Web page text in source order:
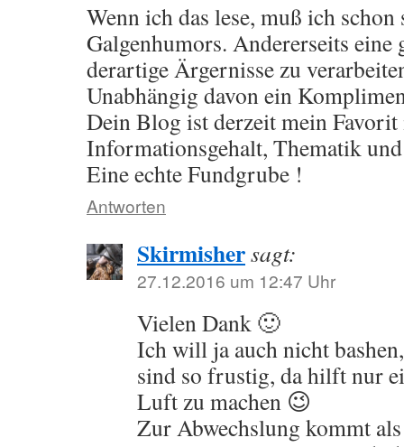
Wenn ich das lese, muß ich
Galgenhumors. Andererseits eine
derartige Ärgernisse zu
Unabhängig davon ein
Dein Blog ist derzeit mein Favorit
Informationsgehalt, Thematik
Eine echte Fundgrube !
Antworten
Skirmishersagt:
27.12.2016 um 12:47 Uhr
Vielen Dank 🙂
Ich will ja auch nicht
sind so frustig, da hilft nur
Luft zu machen 😉
Zur Abwechslung kommt